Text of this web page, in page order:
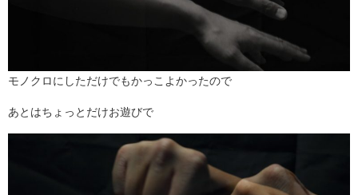
モノクロにしただけでもかっこよかったので
あとはちょっとだけお遊びで